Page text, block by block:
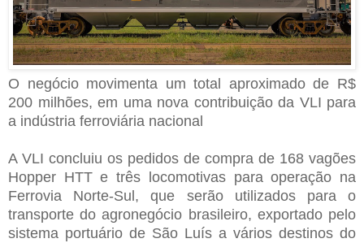
O negócio movimenta um total aproximado de R$
200 milhões, em uma nova contribuição da VLI para
a indústria ferroviária nacional
A VLI concluiu os pedidos de compra de 168 vagões
Hopper HTT e três locomotivas para operação na
Ferrovia Norte-Sul, que serão utilizados para o
transporte do agronegócio brasileiro, exportado pelo
sistema portuário de São Luís a vários destinos do